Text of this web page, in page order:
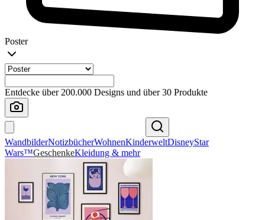
Poster
Entdecke über 200.000 Designs und über 30 Produkte
WandbilderNotizbücherWohnenKinderweltDisneyStar
Wars™GeschenkeKleidung & mehr